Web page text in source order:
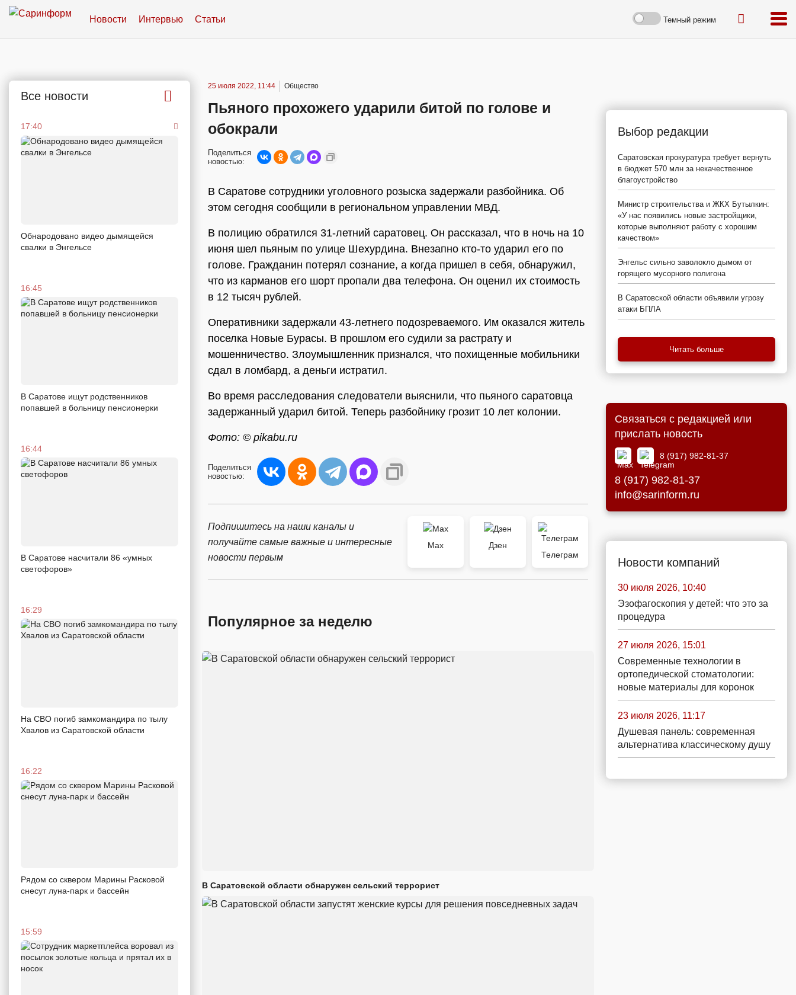
Новости Интервью Статьи Темный режим
Все новости
17:40
Обнародовано видео дымящейся
свалки в Энгельсе
16:45
В Саратове ищут родственников
попавшей в больницу пенсионерки
16:44
В Саратове насчитали 86 «умных
светофоров»
16:29
На СВО погиб замкомандира по тылу
Хвалов из Саратовской области
16:22
Рядом со сквером Марины Расковой
снесут луна-парк и бассейн
15:59
25 июля 2022, 11:44 Общество
Пьяного прохожего ударили битой по голове и
обокрали
Поделиться
новостью:
В Саратове сотрудники уголовного розыска задержали разбойника. Об
этом сегодня сообщили в региональном управлении МВД.
В полицию обратился 31-летний саратовец. Он рассказал, что в ночь на 10
июня шел пьяным по улице Шехурдина. Внезапно кто-то ударил его по
голове. Гражданин потерял сознание, а когда пришел в себя, обнаружил,
что из карманов его шорт пропали два телефона. Он оценил их стоимость
в 12 тысяч рублей.
Оперативники задержали 43-летнего подозреваемого. Им оказался житель
поселка Новые Бурасы. В прошлом его судили за растрату и
мошенничество. Злоумышленник признался, что похищенные мобильники
сдал в ломбард, а деньги истратил.
Во время расследования следователи выяснили, что пьяного саратовца
задержанный ударил битой. Теперь разбойнику грозит 10 лет колонии.
Фото: © pikabu.ru
Поделиться
новостью:
Подпишитесь на наши каналы и
получайте самые важные и интересные
новости первым
Max
Дзен
Телеграм
Популярное за неделю
В Саратовской области обнаружен сельский террорист
Выбор редакции
Саратовская прокуратура требует вернуть
в бюджет 570 млн за некачественное
благоустройство
Министр строительства и ЖКХ Бутылкин:
«У нас появились новые застройщики,
которые выполняют работу с хорошим
качеством»
Энгельс сильно заволокло дымом от
горящего мусорного полигона
В Саратовской области объявили угрозу
атаки БПЛА
Читать больше
Связаться с редакцией или
прислать новость
8 (917) 982-81-37
8 (917) 982-81-37
info@sarinform.ru
Новости компаний
30 июля 2026, 10:40
Эзофагоскопия у детей: что это за
процедура
27 июля 2026, 15:01
Современные технологии в
ортопедической стоматологии:
новые материалы для коронок
23 июля 2026, 11:17
Душевая панель: современная
альтернатива классическому душу